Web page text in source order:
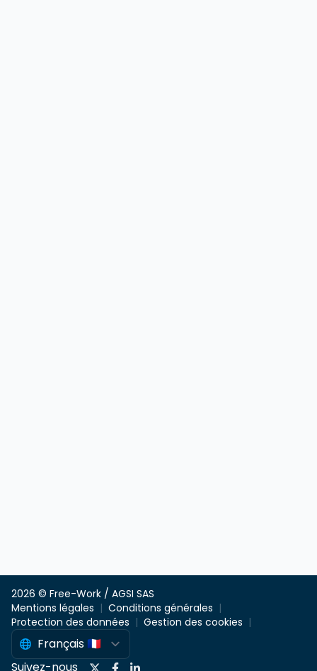
2026 © Free-Work / AGSI SAS
Mentions légales
Conditions générales
Protection des données
Gestion des cookies
Suivez-nous